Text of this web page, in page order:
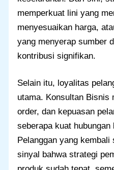
memperkuat lini yang
menyesuaikan harga,
yang menyerap sumber
kontribusi signifikan.
Selain itu, loyalitas
utama. Konsultan Bisnis
order, dan kepuasan
seberapa kuat
Pelanggan yang
sinyal bahwa strategi